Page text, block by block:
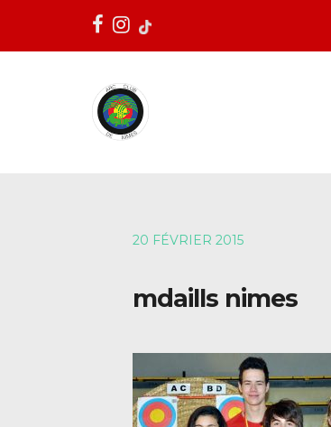
20 FÉVRIER 2015
mdaills nimes